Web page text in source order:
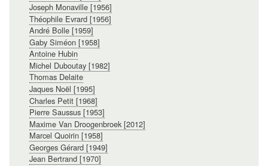
Joseph Monaville [1956]
Théophile Evrard [1956]
André Bolle [1959]
Gaby Siméon [1958]
Antoine Hubin
Michel Duboutay [1982]
Thomas Delaite
Jaques Noël [1995]
Charles Petit [1968]
Pierre Saussus [1953]
Maxime Van Droogenbroek [2012]
Marcel Quoirin [1958]
Georges Gérard [1949]
Jean Bertrand [1970]